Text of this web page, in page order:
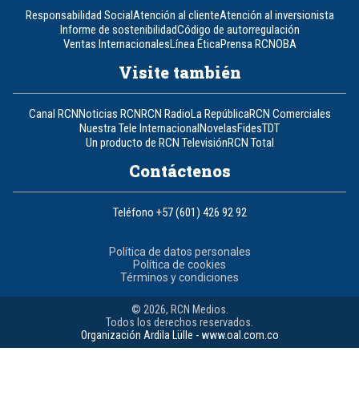
Responsabilidad SocialAtención al clienteAtención al inversionista
Informe de sostenibilidadCódigo de autorregulación
Ventas InternacionalesLínea ÉticaPrensa RCNOBA
Visite también
Canal RCNNoticias RCNRCN RadioLa RepúblicaRCN Comerciales
Nuestra Tele InternacionalNovelasFidesTDT
Un producto de RCN TelevisiónRCN Total
Contáctenos
Teléfono +57 (601) 426 92 92
Política de datos personales
Política de cookies
Términos y condiciones
© 2026, RCN Medios.
Todos los derechos reservados.
Organización Ardila Lülle - www.oal.com.co